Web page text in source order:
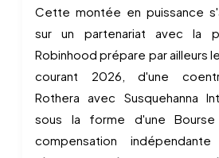
Cette montée en puissance
sur un partenariat avec la
Robinhood prépare par ailleurs
courant 2026, d'une
Rothera avec Susquehanna
sous la forme d'une
compensation